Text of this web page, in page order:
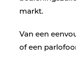
markt.
Van een
of een